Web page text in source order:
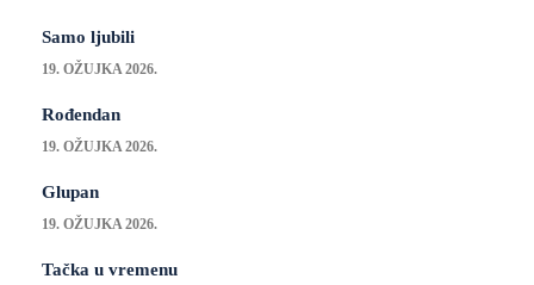
Samo ljubili
19. OŽUJKA 2026.
Rođendan
19. OŽUJKA 2026.
Glupan
19. OŽUJKA 2026.
Tačka u vremenu